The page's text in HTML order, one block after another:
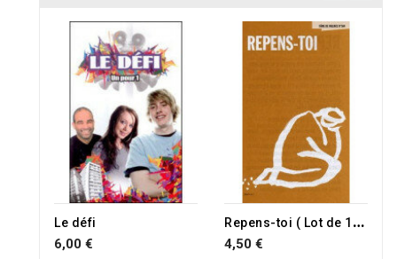
Le défi
6,00 €
R
epens-toi ( Lot de 100 )
4,50 €